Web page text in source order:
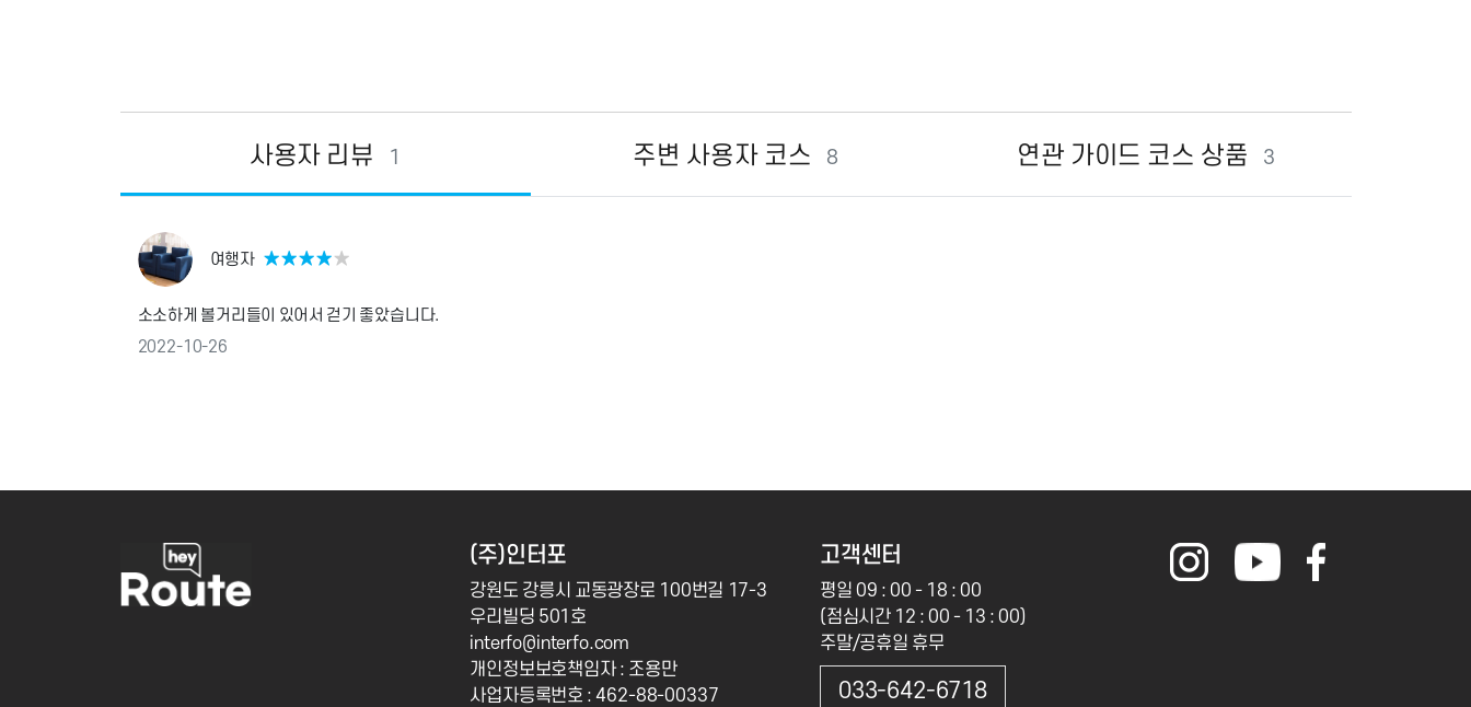
사용자 리뷰 1 주변 사용자 코스 8 연관 가이드 코스 상품 3
여행자 ★★★★★
소소하게 볼거리들이 있어서 걷기 좋았습니다.
2022-10-26
(주)인터포
강원도 강릉시 교동광장로 100번길 17-3
우리빌딩 501호
interfo@interfo.com
개인정보보호책임자 : 조용만
사업자등록번호 : 462-88-00337
고객센터
평일 09 : 00 - 18 : 00
(점심시간 12 : 00 - 13 : 00)
주말/공휴일 휴무
033-642-6718